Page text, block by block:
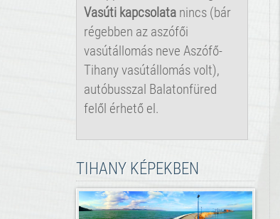
Vasúti kapcsolata nincs (bár
régebben az aszófői
vasútállomás neve Aszófő-
Tihany vasútállomás volt),
autóbusszal Balatonfüred
felől érhető el.
TIHANY KÉPEKBEN